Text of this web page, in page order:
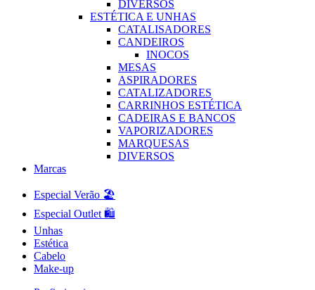
DIVERSOS
ESTÉTICA E UNHAS
CATALISADORES
CANDEIROS
INOCOS
MESAS
ASPIRADORES
CATALIZADORES
CARRINHOS ESTÉTICA
CADEIRAS E BANCOS
VAPORIZADORES
MARQUESAS
DIVERSOS
Marcas
Especial Verão 🏖️
Especial Outlet 🛍️
Unhas
Estética
Cabelo
Make-up